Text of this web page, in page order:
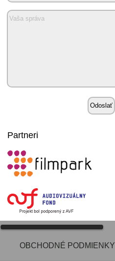
Partneri
OBCHODNÉ PODMIENKY